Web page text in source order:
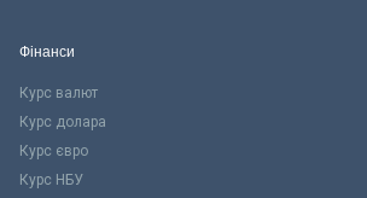
Фінанси
Курс валют
Курс долара
Курс євро
Курс НБУ